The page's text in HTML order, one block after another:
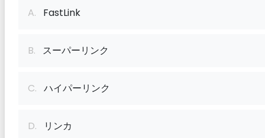
A. FastLink
B. スーパーリンク
C. ハイパーリンク
D. リンカ